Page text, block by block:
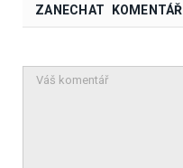
ZANECHAT KOMENTÁŘ